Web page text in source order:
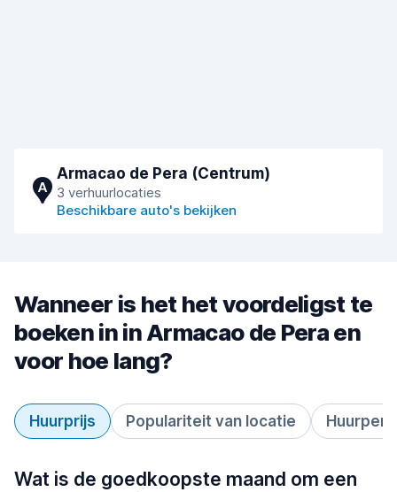
A
Armacao de Pera (Centrum)
3 verhuurlocaties
Beschikbare auto's bekijken
Wanneer is het het voordeligst te
boeken in in Armacao de Pera en
voor hoe lang?
Huurprijs Populariteit van locatie
Wat is de goedkoopste maand om een